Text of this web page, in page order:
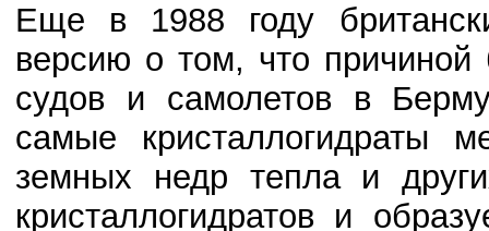
Еще в 1988 году
версию о том, что причиной
судов и самолетов в
самые кристаллогидраты
земных недр тепла и
кристаллогидратов и